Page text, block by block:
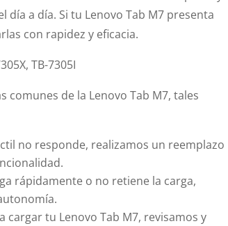
a día. Si tu Lenovo Tab M7 presenta
con rapidez y eficacia.
TB-7305I
de la Lenovo Tab M7, tales
no responde, realizamos un reemplazo
rápidamente o no retiene la carga,
cargar tu Lenovo Tab M7, revisamos y